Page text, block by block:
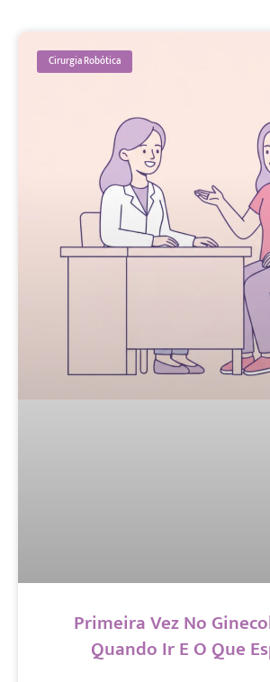
Cirurgia Robótica
Primeira Vez No
Quando Ir E O Que